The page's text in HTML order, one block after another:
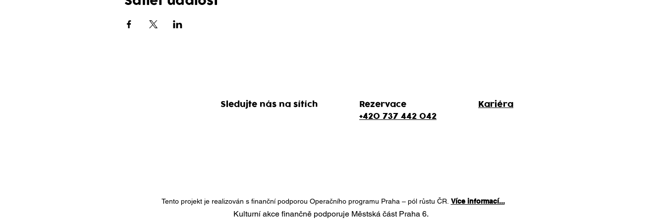
Sledujte nás na sítích
Rezervace
+420 737 442 042
Kariéra
Tento projekt je realizován s finanční podporou Operačního programu Praha – pól růstu ČR. Více informací...
Kulturní akce finančně podporuje Městská část Praha 6.